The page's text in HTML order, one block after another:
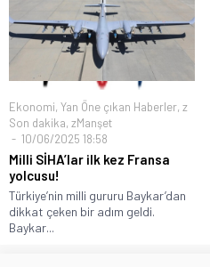
İçişleri Bakanı Mustafa
MHP’li Aksu’dan ‘Terörsüz
Ekonomi, Yan Öne çıkan Haberler, z
Son dakika, zManşet
10/06/2025 18:58
Milli SİHA’lar ilk kez Fransa
yolcusu!
Türkiye’nin milli gururu Baykar’dan
dikkat çeken bir adım geldi.
Baykar...